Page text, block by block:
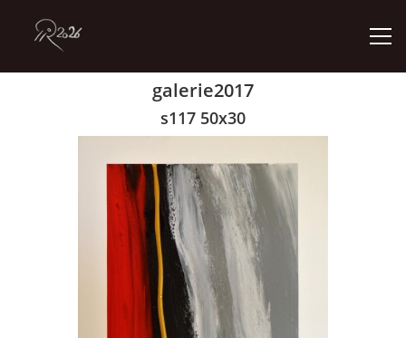
© 2026 eStránky.cz
galerie2017
s117 50x30